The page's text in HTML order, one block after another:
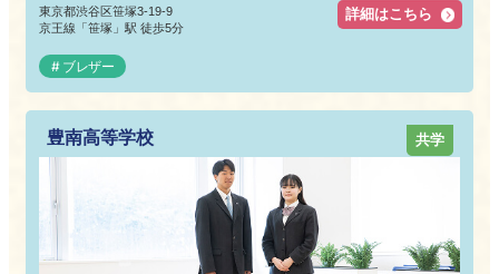
東京都渋谷区笹塚3-19-9
京王線「笹塚」駅 徒歩5分
ブレザー
詳細はこちら
豊南高等学校 共学